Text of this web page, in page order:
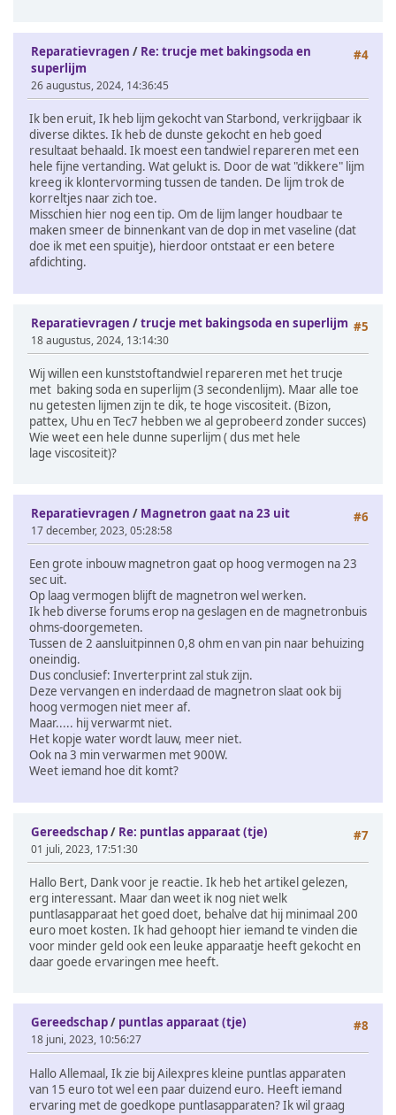
#4
Reparatievragen / Re: trucje met bakingsoda en
superlijm
26 augustus, 2024, 14:36:45
Ik ben eruit, Ik heb lijm gekocht van Starbond, verkrijgbaar ik
diverse diktes. Ik heb de dunste gekocht en heb goed
resultaat behaald. Ik moest een tandwiel repareren met een
hele fijne vertanding. Wat gelukt is. Door de wat "dikkere" lijm
kreeg ik klontervorming tussen de tanden. De lijm trok de
korreltjes naar zich toe.
Misschien hier nog een tip. Om de lijm langer houdbaar te
maken smeer de binnenkant van de dop in met vaseline (dat
doe ik met een spuitje), hierdoor ontstaat er een betere
afdichting.
#5
Reparatievragen /trucje met bakingsoda en superlijm
18 augustus, 2024, 13:14:30
Wij willen een kunststoftandwiel repareren met het trucje
met baking soda en superlijm (3 secondenlijm). Maar alle toe
nu getesten lijmen zijn te dik, te hoge viscositeit. (Bizon,
pattex, Uhu en Tec7 hebben we al geprobeerd zonder succes)
Wie weet een hele dunne superlijm ( dus met hele
lage viscositeit)?
#6
Reparatievragen / Magnetron gaat na 23 uit
17 december, 2023, 05:28:58
Een grote inbouw magnetron gaat op hoog vermogen na 23
sec uit.
Op laag vermogen blijft de magnetron wel werken.
Ik heb diverse forums erop na geslagen en de magnetronbuis
ohms-doorgemeten.
Tussen de 2 aansluitpinnen 0,8 ohm en van pin naar behuizing
oneindig.
Dus conclusief: Inverterprint zal stuk zijn.
Deze vervangen en inderdaad de magnetron slaat ook bij
hoog vermogen niet meer af.
Maar..... hij verwarmt niet.
Het kopje water wordt lauw, meer niet.
Ook na 3 min verwarmen met 900W.
Weet iemand hoe dit komt?
#7
Gereedschap/ Re: puntlas apparaat (tje)
01 juli, 2023, 17:51:30
Hallo Bert, Dank voor je reactie. Ik heb het artikel gelezen,
erg interessant. Maar dan weet ik nog niet welk
puntlasapparaat het goed doet, behalve dat hij minimaal 200
euro moet kosten. Ik had gehoopt hier iemand te vinden die
voor minder geld ook een leuke apparaatje heeft gekocht en
daar goede ervaringen mee heeft.
#8
Gereedschap/ puntlas apparaat (tje)
18 juni, 2023, 10:56:27
Hallo Allemaal, Ik zie bij Ailexpres kleine puntlas apparaten
van 15 euro tot wel een paar duizend euro. Heeft iemand
ervaring met de goedkope puntlasapparaten? Ik wil graag